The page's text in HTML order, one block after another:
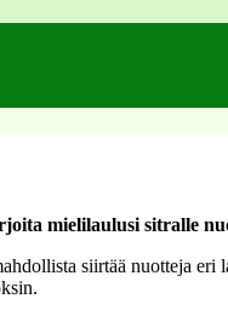
mielilaulusi sitralle
siirtää nuotteja